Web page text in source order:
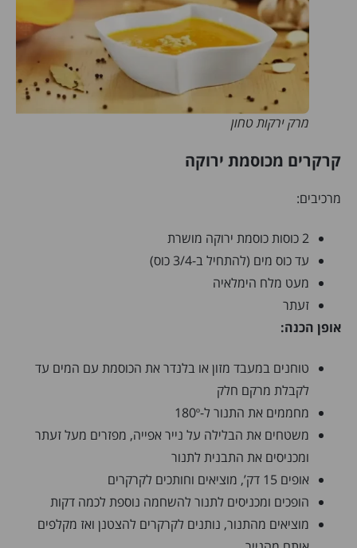
מרק ירקות טחון
קרקרים מכוסמת ירוקה
מרכיבים:
2 כוסות כוסמת ירוקה מושרת
עד כוס מים (להתחיל ב-3/4 כוס)
מעט מלח הימלאיה
זעתר
אופן הכנה:
טוחנים במעבד מזון או בלנדר את הכוסמת עם המים עד
לקבלת מרקם חלק
מחממים את התנור ל-180º
משטחים את הבלילה על נייר אפייה, מפזרים מעל זעתר
ומכניסים את התבנית לתנור
אופים 15 דק’, מוציאים וחותכים לקרקרים
הופכים ומכניסים לתנור להשחמה נוספת לכמה דקות
מוציאים מהתנור, נותנים לקרקרים להצטנן ואז מקלפים